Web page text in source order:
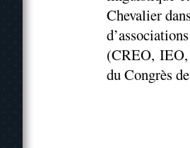
Chevalier
(CREO,
du Congrès